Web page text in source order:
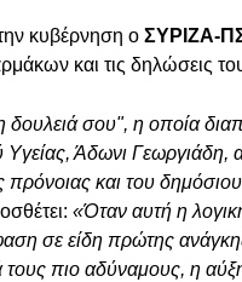
κυβέρνηση ο ΣΥΡΙΖΑ-
και τις δηλώσεις
σου", η οποία
Άδωνι Γεωργιάδη,
και του
«Όταν αυτή η
σε είδη πρώτης
τους πιο αδύναμους, η